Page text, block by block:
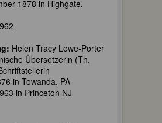
1878 in Highgate,
Helen Tracy Lowe-Porter
Übersetzerin (Th.
in Towanda, PA
in Princeton NJ